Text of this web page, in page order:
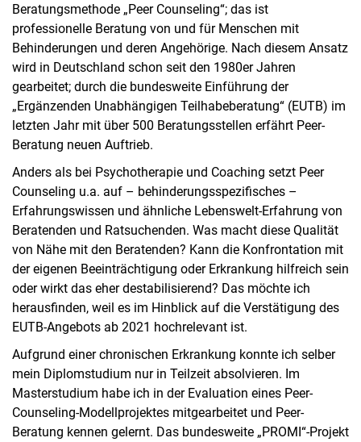
Beratungsmethode „Peer Counseling“; das ist
professionelle Beratung von und für Menschen mit
Behinderungen und deren Angehörige. Nach diesem Ansatz
wird in Deutschland schon seit den 1980er Jahren
gearbeitet; durch die bundesweite Einführung der
„Ergänzenden Unabhängigen Teilhabeberatung“ (EUTB) im
letzten Jahr mit über 500 Beratungsstellen erfährt Peer-
Beratung neuen Auftrieb.
Anders als bei Psychotherapie und Coaching setzt Peer
Counseling u.a. auf – behinderungsspezifisches –
Erfahrungswissen und ähnliche Lebenswelt-Erfahrung von
Beratenden und Ratsuchenden. Was macht diese Qualität
von Nähe mit den Beratenden? Kann die Konfrontation mit
der eigenen Beeinträchtigung oder Erkrankung hilfreich sein
oder wirkt das eher destabilisierend? Das möchte ich
herausfinden, weil es im Hinblick auf die Verstätigung des
EUTB-Angebots ab 2021 hochrelevant ist.
Aufgrund einer chronischen Erkrankung konnte ich selber
mein Diplomstudium nur in Teilzeit absolvieren. Im
Masterstudium habe ich in der Evaluation eines Peer-
Counseling-Modellprojektes mitgearbeitet und Peer-
Beratung kennen gelernt. Das bundesweite „PROMI“-Projekt